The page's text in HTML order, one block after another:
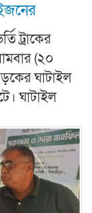
ট্রাকের
(২০
ঘাটাইল
ঘাটাইল